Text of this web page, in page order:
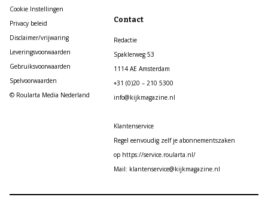
Cookie Instellingen
Privacy beleid
Disclaimer/vrijwaring
Leveringsvoorwaarden
Gebruiksvoorwaarden
Spelvoorwaarden
© Roularta Media Nederland
Contact
Redactie
Spaklerweg 53
1114 AE Amsterdam
+31 (0)20 – 210 5300
info@kijkmagazine.nl
Klantenservice
Regel eenvoudig zelf je abonnementszaken
op https://service.roularta.nl/
Mail: klantenservice@kijkmagazine.nl